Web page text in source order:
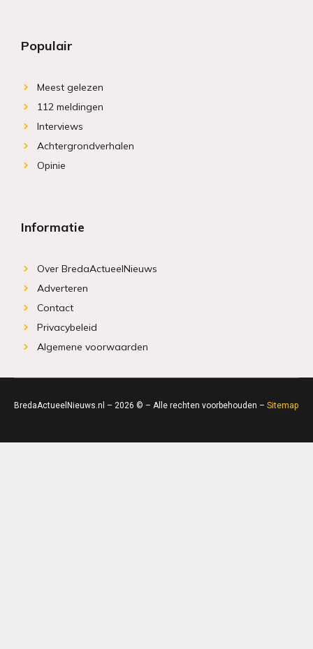
Populair
Meest gelezen
112 meldingen
Interviews
Achtergrondverhalen
Opinie
Informatie
Over BredaActueelNieuws
Adverteren
Contact
Privacybeleid
Algemene voorwaarden
BredaActueelNieuws.nl – 2026 © – Alle rechten voorbehouden – Sitemap